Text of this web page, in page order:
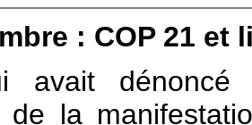
: COP 21
avait
de la